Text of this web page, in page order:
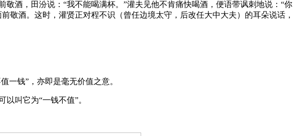
酒，田汾说：“我不能喝满杯。”灌夫见他不肯痛快喝酒，便语带讽刺地说：“你
敬酒。这时，灌贤正对程不识（曾任边境太守，后改任大中大夫）的耳朵说话，
一钱”，亦即是毫无价值之意。
叫它为“一钱不值”。